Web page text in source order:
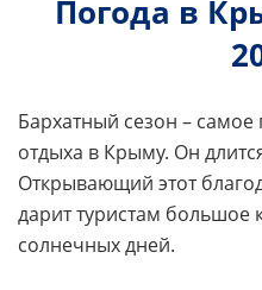
Погода в
Бархатный сезон –
отдыха в Крыму. Он
Открывающий этот
дарит туристам большое
солнечных дней.